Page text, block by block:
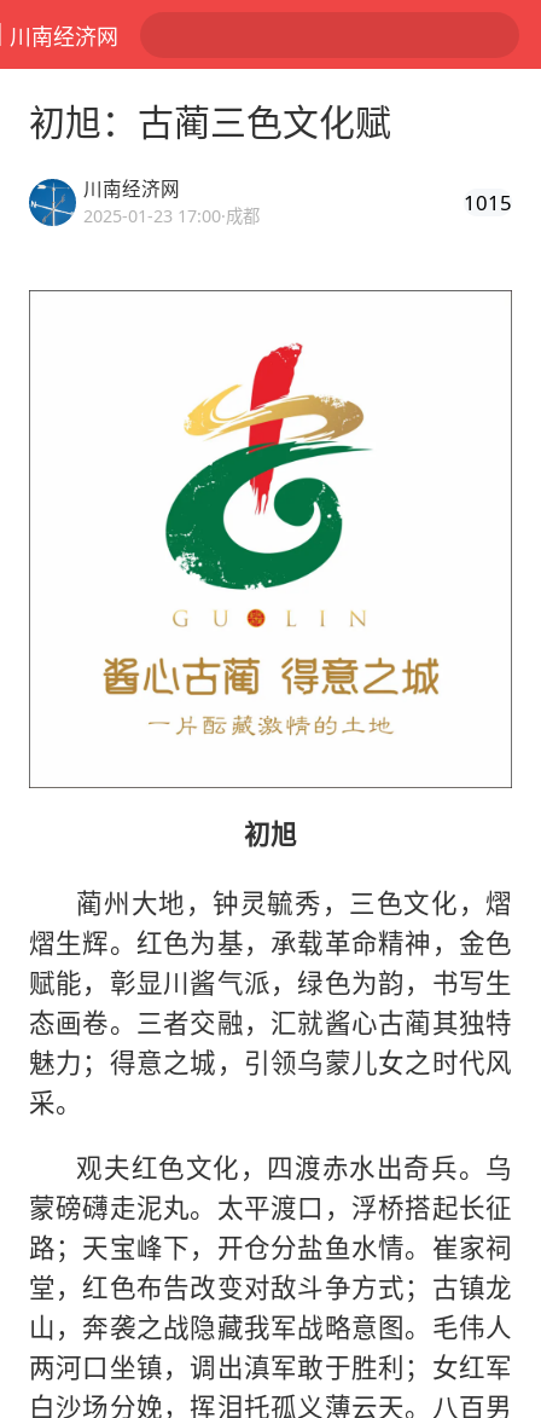
川南经济网
初旭：古蔺三色文化赋
川南经济网
2025-01-23 17:00·成都 1015
初旭
蔺州大地，钟灵毓秀，三色文化，熠
熠生辉。红色为基，承载革命精神，金色
赋能，彰显川酱气派，绿色为韵，书写生
态画卷。三者交融，汇就酱心古蔺其独特
魅力；得意之城，引领乌蒙儿女之时代风
采。
观夫红色文化，四渡赤水出奇兵。乌
蒙磅礴走泥丸。太平渡口，浮桥搭起长征
路；天宝峰下，开仓分盐鱼水情。崔家祠
堂，红色布告改变对敌斗争方式；古镇龙
山，奔袭之战隐藏我军战略意图。毛伟人
两河口坐镇，调出滇军敢于胜利；女红军
白沙场分娩，挥泪托孤义薄云天。八百男